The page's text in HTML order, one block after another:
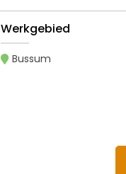
Werkgebied
Bussum